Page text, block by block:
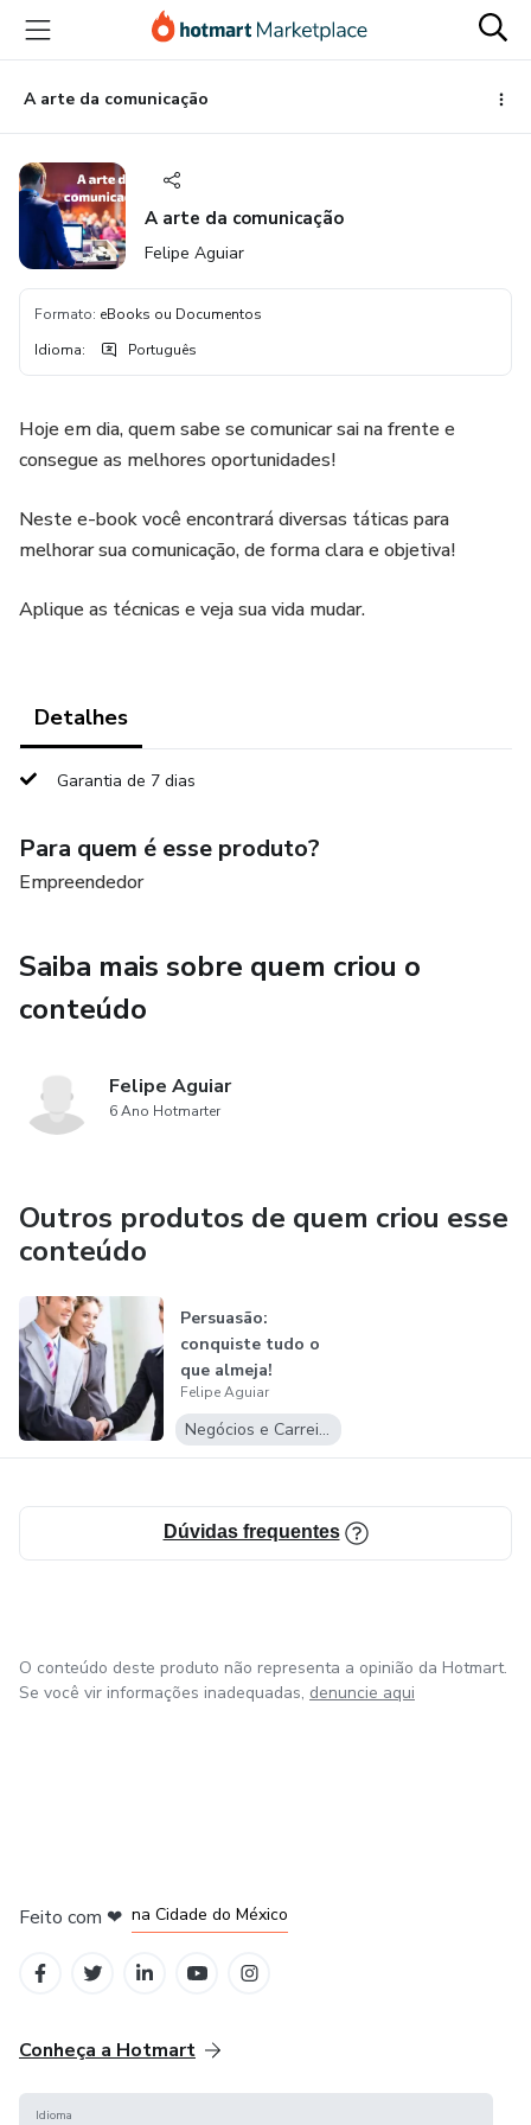
para
conteúdo
principal
para
pagamento
para
rodapé
A arte da comunicação
A arte da comunicação
Felipe Aguiar
Formato: eBooks ou Documentos
Idioma: Português
Hoje em dia, quem sabe se comunicar sai na frente e
consegue as melhores oportunidades!
Neste e-book você encontrará diversas táticas para
melhorar sua comunicação, de forma clara e objetiva!
Aplique as técnicas e veja sua vida mudar.
Detalhes
Garantia de 7 dias
Para quem é esse produto?
Empreendedor
Saiba mais sobre quem criou o
conteúdo
Felipe Aguiar
6 Ano Hotmarter
Outros produtos de quem criou esse
conteúdo
Persuasão:
conquiste tudo o
que almeja!
Felipe Aguiar
Negócios e Carreira
Dúvidas frequentes
O conteúdo deste produto não representa a opinião da Hotmart.
Se você vir informações inadequadas, denuncie aqui
Feito com ❤ na Cidade do México
Conheça a Hotmart
Idioma